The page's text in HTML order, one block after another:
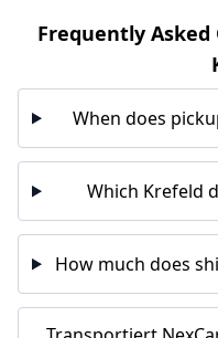
Frequently
When does
Which Krefeld
How much does